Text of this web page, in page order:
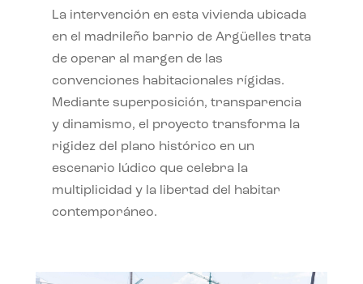
La intervención en esta vivienda ubicada
en el madrileño barrio de Argüelles trata
de operar al margen de las
convenciones habitacionales rígidas.
Mediante superposición, transparencia
y dinamismo, el proyecto transforma la
rigidez del plano histórico en un
escenario lúdico que celebra la
multiplicidad y la libertad del habitar
contemporáneo.